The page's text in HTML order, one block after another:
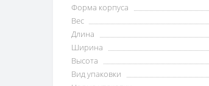
Форма корпуса
Вес
Длина
Ширина
Высота
Вид упаковки